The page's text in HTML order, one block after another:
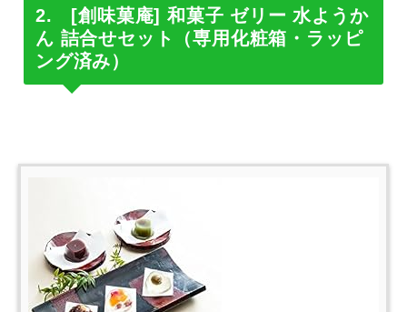
2. [創味菓庵] 和菓子 ゼリー 水ようか
ん 詰合せセット（専用化粧箱・ラッピ
ング済み）